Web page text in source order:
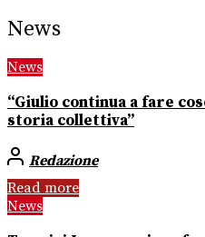
News
News
“Giulio continua a fare
storia collettiva”
Redazione
Read more
News